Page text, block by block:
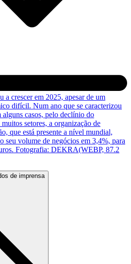
crescer em 2025, apesar de um
difícil. Num ano que se caracterizou
alguns casos, pelo declínio do
setores, a organização de
que está presente a nível mundial,
seu volume de negócios em 3,4%, para
Fotografia: DEKRA(WEBP, 87.2
de imprensa